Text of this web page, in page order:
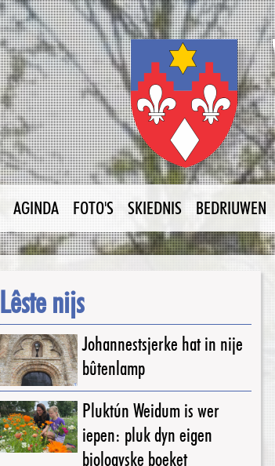
AGINDA FOTO'S SKIEDNIS BEDRIUWEN
Lêste nijs
Johannestsjerke hat in nije
bûtenlamp
Pluktún Weidum is wer
iepen: pluk dyn eigen
biologyske boeket